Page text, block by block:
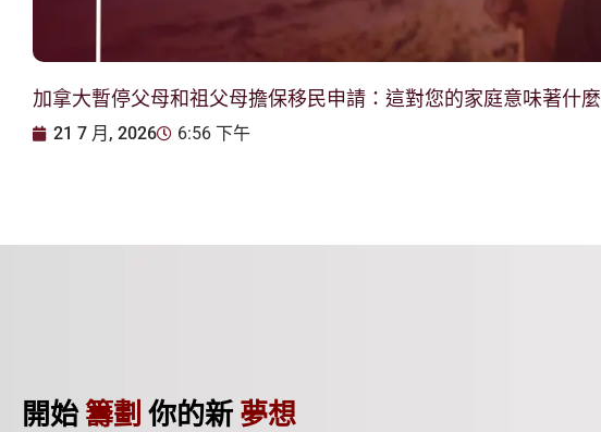
加拿大暫停父母和祖父母擔保移民申請：這對您的家庭意味著什麼
21 7 月, 2026 6:56 下午
開始籌劃 你的新 夢想